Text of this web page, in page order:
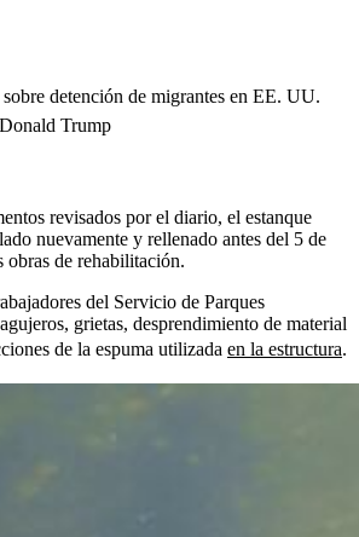
detención de migrantes en EE. UU.
Trump
revisados por el diario, el estanque
nuevamente y rellenado antes del 5 de
obras de rehabilitación.
del Servicio de Parques
grietas, desprendimiento de material
de la espuma utilizada en la estructura.